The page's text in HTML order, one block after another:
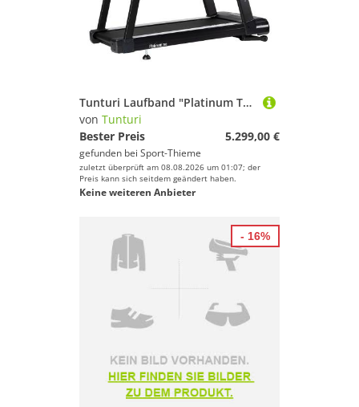
Tunturi Laufband "Platinum T30 Core"
von Tunturi
Bester Preis
5.299,00 €
gefunden bei Sport-Thieme
zuletzt überprüft am 08.08.2026 um 01:07; der
Preis kann sich seitdem geändert haben.
Keine weiteren Anbieter
- 16%